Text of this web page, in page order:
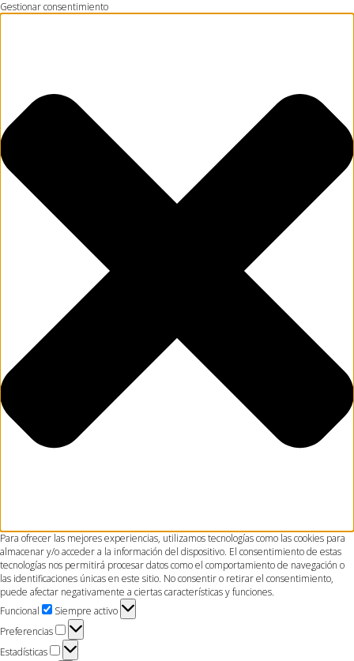
Gestionar consentimiento
Para ofrecer las mejores experiencias, utilizamos tecnologías como las cookies para
almacenar y/o acceder a la información del dispositivo. El consentimiento de estas
tecnologías nos permitirá procesar datos como el comportamiento de navegación o
las identificaciones únicas en este sitio. No consentir o retirar el consentimiento,
puede afectar negativamente a ciertas características y funciones.
Funcional
Funcional
Siempre activo
Preferencias
Preferencias
Estadísticas
Estadísticas